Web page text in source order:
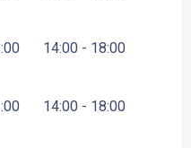
14:00 - 18:00
14:00 - 18:00